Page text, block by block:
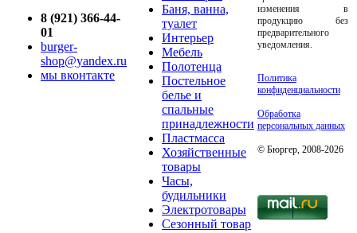
8 (921) 366-44-
01
burger-
shop@yandex.ru
мы вконтакте
Баня, ванна,
туалет
Интерьер
Мебель
Полотенца
Постельное
белье и
спальные
принадлежности
Пластмасса
Хозяйственные
товары
Часы,
будильники
Электротовары
Сезонный товар
изменения в
продукцию без
предварительного
уведомления.
Политика
конфиденциальности
Обработка
персональных данных
© Бюргер, 2008-2026